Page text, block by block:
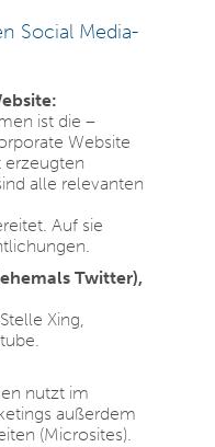
Social Media-
ist die –
Website
erzeugten
alle relevanten
Auf sie
Twitter),
Xing,
nutzt im
außerdem
(Microsites).